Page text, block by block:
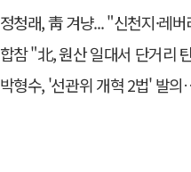
정청래, 靑 겨냥... "신천지·레버리
합참 "北, 원산 일대서 단거리
박형수, '선관위 개혁 2법' 발